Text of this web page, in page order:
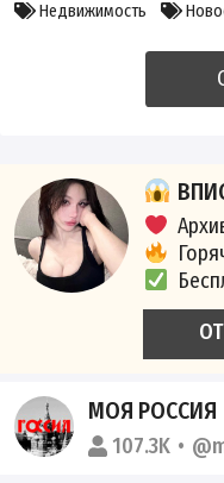
Недвижимость
МОЯ РОССИЯ
107.3K